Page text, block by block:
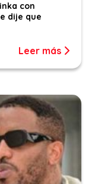
con
dije que
Leer más